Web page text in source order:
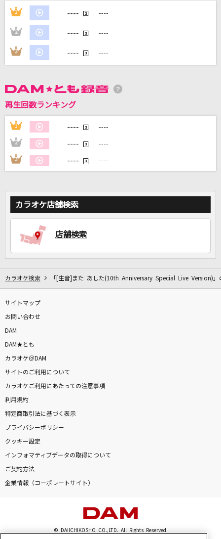
川崎鷹也
DAMに会員登録・ログインして
家族や友達と一緒に！練習にも！
1 ---- 回 ----
2 ---- 回 ----
3 ---- 回 ----
再生回数ランキング
1 ---- 回 ----
2 ---- 回 ----
3 ---- 回 ----
カラオケ店舗検索
店舗検索
カラオケ検索 「[生音]また あした(10th Anniversary Special Live Version)」
サイトマップ
お問い合わせ
DAM
DAM★とも
カラオケ＠DAM
サイトのご利用について
カラオケご利用にあたっての注意事項
利用規約
特定商取引法に基づく表示
プライバシーポリシー
クッキー設定
インフォマティブデータの取得について
ご契約方法
企業情報（コーポレートサイト）
© DAIICHIKOSHO CO.,LTD. All Rights Reserved.